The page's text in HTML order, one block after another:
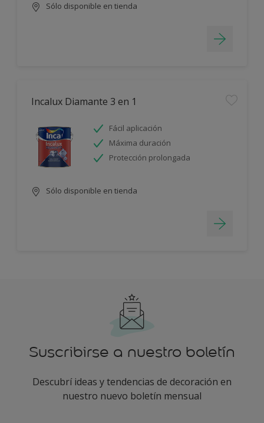
Sólo disponible en tienda
Incalux Diamante 3 en 1
Fácil aplicación
Máxima duración
Protección prolongada
Sólo disponible en tienda
Suscribirse a nuestro boletín
Descubrí ideas y tendencias de decoración en
nuestro nuevo boletín mensual